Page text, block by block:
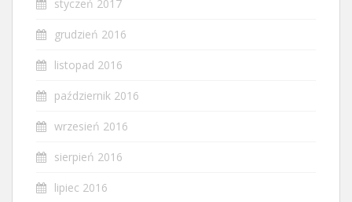
styczeń 2017
grudzień 2016
listopad 2016
październik 2016
wrzesień 2016
sierpień 2016
lipiec 2016